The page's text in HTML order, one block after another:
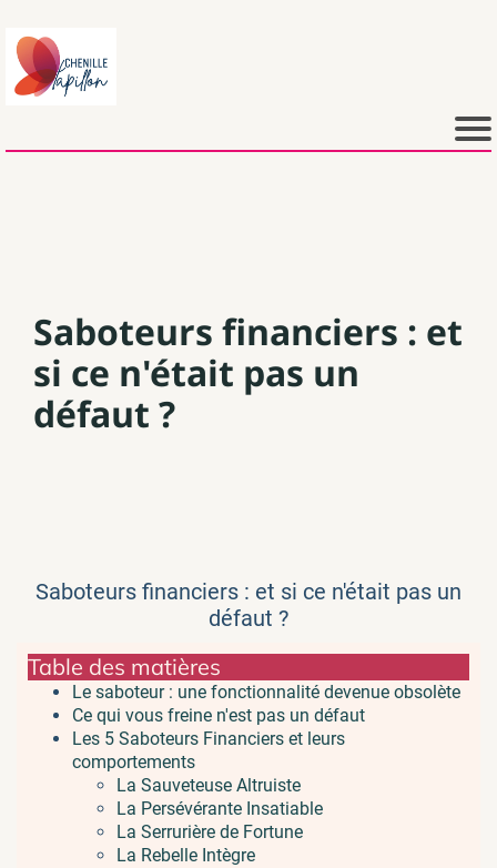
Saboteurs financiers : et
si ce n'était pas un
défaut ?
Saboteurs financiers : et si ce n'était pas un
défaut ?
Table des matières
Le saboteur : une fonctionnalité devenue obsolète
Ce qui vous freine n'est pas un défaut
Les 5 Saboteurs Financiers et leurs
comportements
La Sauveteuse Altruiste
La Persévérante Insatiable
La Serrurière de Fortune
La Rebelle Intègre